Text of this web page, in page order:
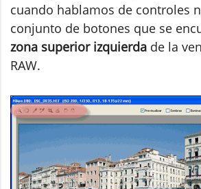
cuando hablamos de controles
conjunto de botones que se
zona superior izquierda de la
RAW.